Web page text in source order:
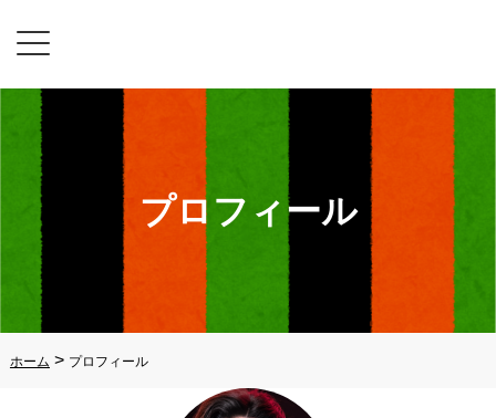
プロフィール
ホーム > プロフィール